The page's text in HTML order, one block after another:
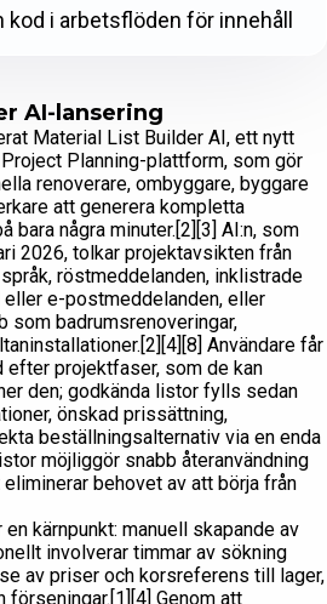
AI-lansering
Material List Builder AI, ett nytt
Planning-plattform, som gör
renoverare, ombyggare, byggare
att generera kompletta
bara några minuter.[2][3] AI:n, som
2026, tolkar projektavsikten från
röstmeddelanden, inklistrade
e-postmeddelanden, eller
som badrumsrenoveringar,
Användare får
projektfaser, som de kan
den; godkända listor fylls sedan
önskad prissättning,
beställningsalternativ via en enda
möjliggör snabb återanvändning
behovet av att börja från
kärnpunkt: manuell skapande av
involverar timmar av sökning
av priser och korsreferens till lager,
Genom att
i arbetsflöden för innehåll